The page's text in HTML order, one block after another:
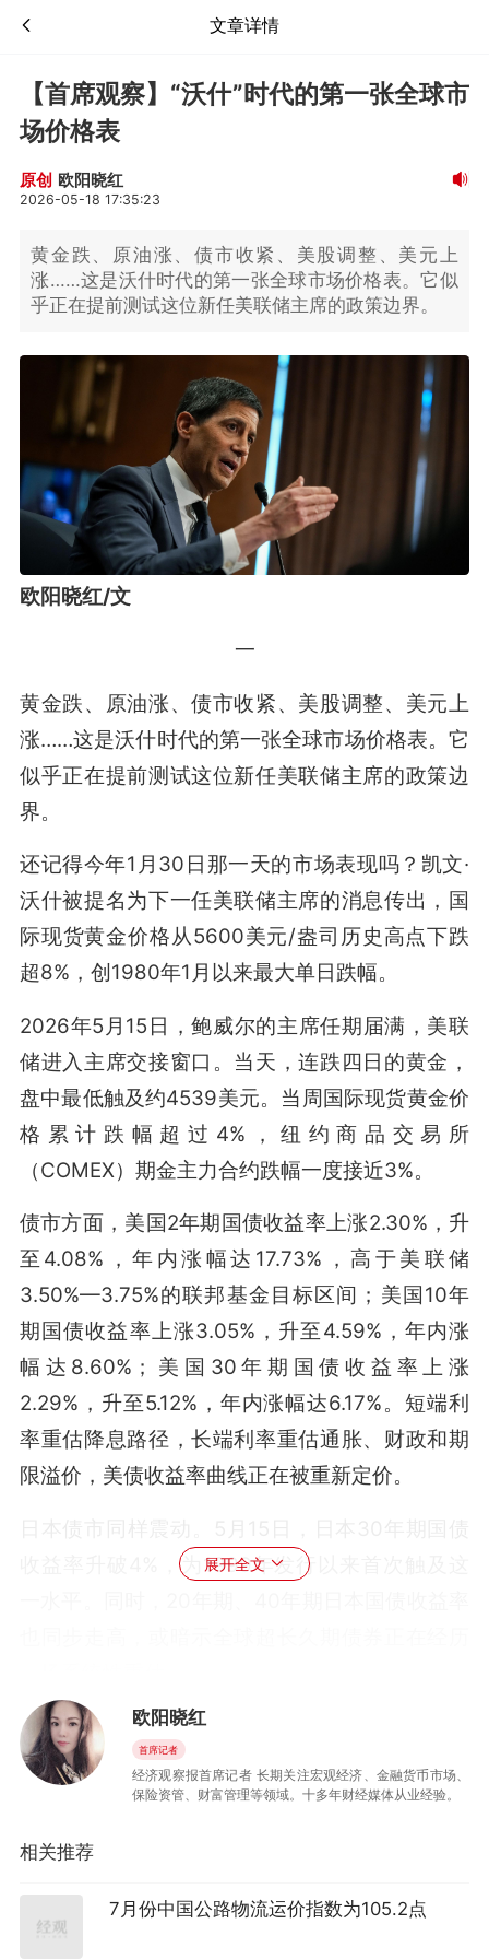
文章详情
【首席观察】“沃什”时代的第一张全球市
场价格表
原创 欧阳晓红
2026-05-18 17:35:23
黄金跌、原油涨、债市收紧、美股调整、美元上
涨……这是沃什时代的第一张全球市场价格表。它似
乎正在提前测试这位新任美联储主席的政策边界。
欧阳晓红/文
一
黄金跌、原油涨、债市收紧、美股调整、美元上
涨……这是沃什时代的第一张全球市场价格表。它
似乎正在提前测试这位新任美联储主席的政策边
界。
还记得今年1月30日那一天的市场表现吗？凯文·
沃什被提名为下一任美联储主席的消息传出，国
际现货黄金价格从5600美元/盎司历史高点下跌
超8%，创1980年1月以来最大单日跌幅。
2026年5月15日，鲍威尔的主席任期届满，美联
储进入主席交接窗口。当天，连跌四日的黄金，
盘中最低触及约4539美元。当周国际现货黄金价
格累计跌幅超过4%，纽约商品交易所
（COMEX）期金主力合约跌幅一度接近3%。
债市方面，美国2年期国债收益率上涨2.30%，升
至4.08%，年内涨幅达17.73%，高于美联储
3.50%—3.75%的联邦基金目标区间；美国10年
期国债收益率上涨3.05%，升至4.59%，年内涨
幅达8.60%；美国30年期国债收益率上涨
2.29%，升至5.12%，年内涨幅达6.17%。短端利
率重估降息路径，长端利率重估通胀、财政和期
限溢价，美债收益率曲线正在被重新定价。
收益率升破4%，为1999年发行以来首次触及这
欧洲债市方面也同步上冲。5月15日，德国10年
期国债收益率升至约3.15%，法国升至约3.81%，
意大利升至约3.94%，均较前一交易日大幅上
5.822%，创1998年以来新高。
展开全文
欧阳晓红
首席记者
经济观察报首席记者 长期关注宏观经济、金融货币市场、
保险资管、财富管理等领域。十多年财经媒体从业经验。
相关推荐
7月份中国公路物流运价指数为105.2点